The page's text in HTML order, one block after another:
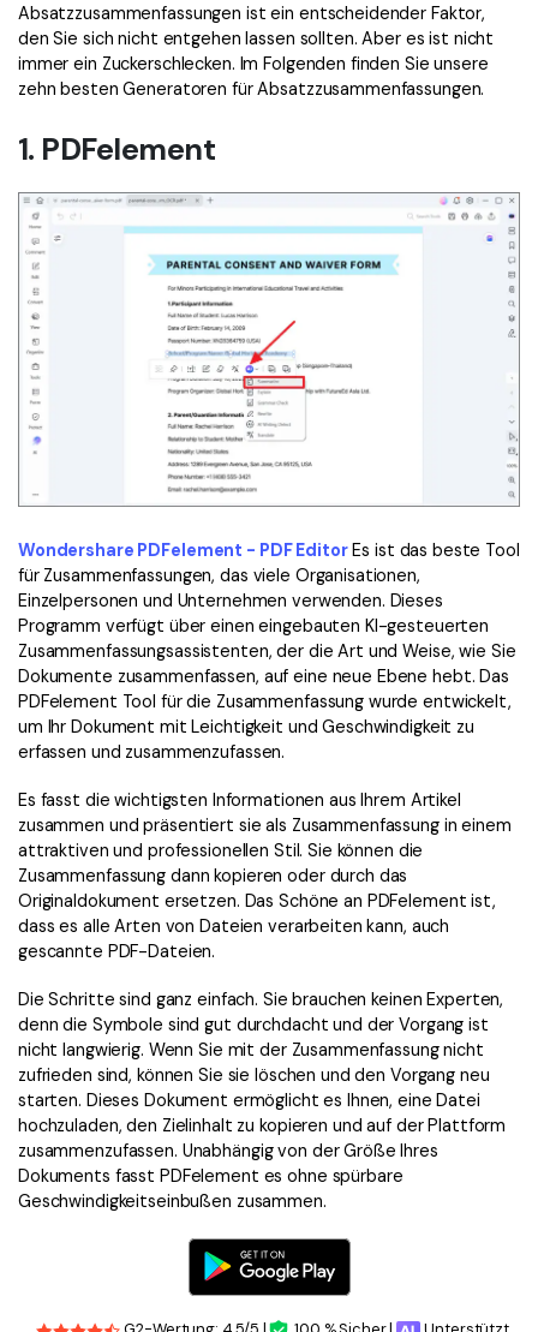
Absatzzusammenfassungen ist ein entscheidender Faktor,
den Sie sich nicht entgehen lassen sollten. Aber es ist nicht
immer ein Zuckerschlecken. Im Folgenden finden Sie unsere
zehn besten Generatoren für Absatzzusammenfassungen.
1. PDFelement
Wondershare PDFelement - PDF EditorEs ist das beste Tool
für Zusammenfassungen, das viele Organisationen,
Einzelpersonen und Unternehmen verwenden. Dieses
Programm verfügt über einen eingebauten KI-gesteuerten
Zusammenfassungsassistenten, der die Art und Weise, wie Sie
Dokumente zusammenfassen, auf eine neue Ebene hebt. Das
PDFelement Tool für die Zusammenfassung wurde entwickelt,
um Ihr Dokument mit Leichtigkeit und Geschwindigkeit zu
erfassen und zusammenzufassen.
Es fasst die wichtigsten Informationen aus Ihrem Artikel
zusammen und präsentiert sie als Zusammenfassung in einem
attraktiven und professionellen Stil. Sie können die
Zusammenfassung dann kopieren oder durch das
Originaldokument ersetzen. Das Schöne an PDFelement ist,
dass es alle Arten von Dateien verarbeiten kann, auch
gescannte PDF-Dateien.
Die Schritte sind ganz einfach. Sie brauchen keinen Experten,
denn die Symbole sind gut durchdacht und der Vorgang ist
nicht langwierig. Wenn Sie mit der Zusammenfassung nicht
zufrieden sind, können Sie sie löschen und den Vorgang neu
starten. Dieses Dokument ermöglicht es Ihnen, eine Datei
hochzuladen, den Zielinhalt zu kopieren und auf der Plattform
zusammenzufassen. Unabhängig von der Größe Ihres
Dokuments fasst PDFelement es ohne spürbare
Geschwindigkeitseinbußen zusammen.